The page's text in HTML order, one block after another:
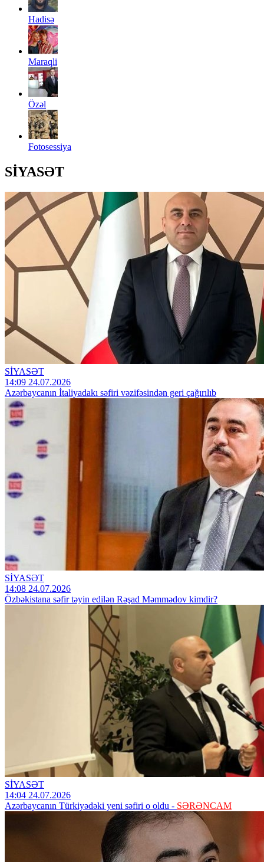
Hadisə
Maraqli
Özəl
Fotosessiya
SİYASƏT
SİYASƏT
14:09 24.07.2026
Azərbaycanın İtaliyadakı səfiri vəzifəsindən geri çağırılıb
SİYASƏT
14:08 24.07.2026
Özbəkistana səfir təyin edilən Rəşad Məmmədov kimdir?
SİYASƏT
14:04 24.07.2026
Azərbaycanın Türkiyədəki yeni səfiri o oldu - SƏRƏNCAM